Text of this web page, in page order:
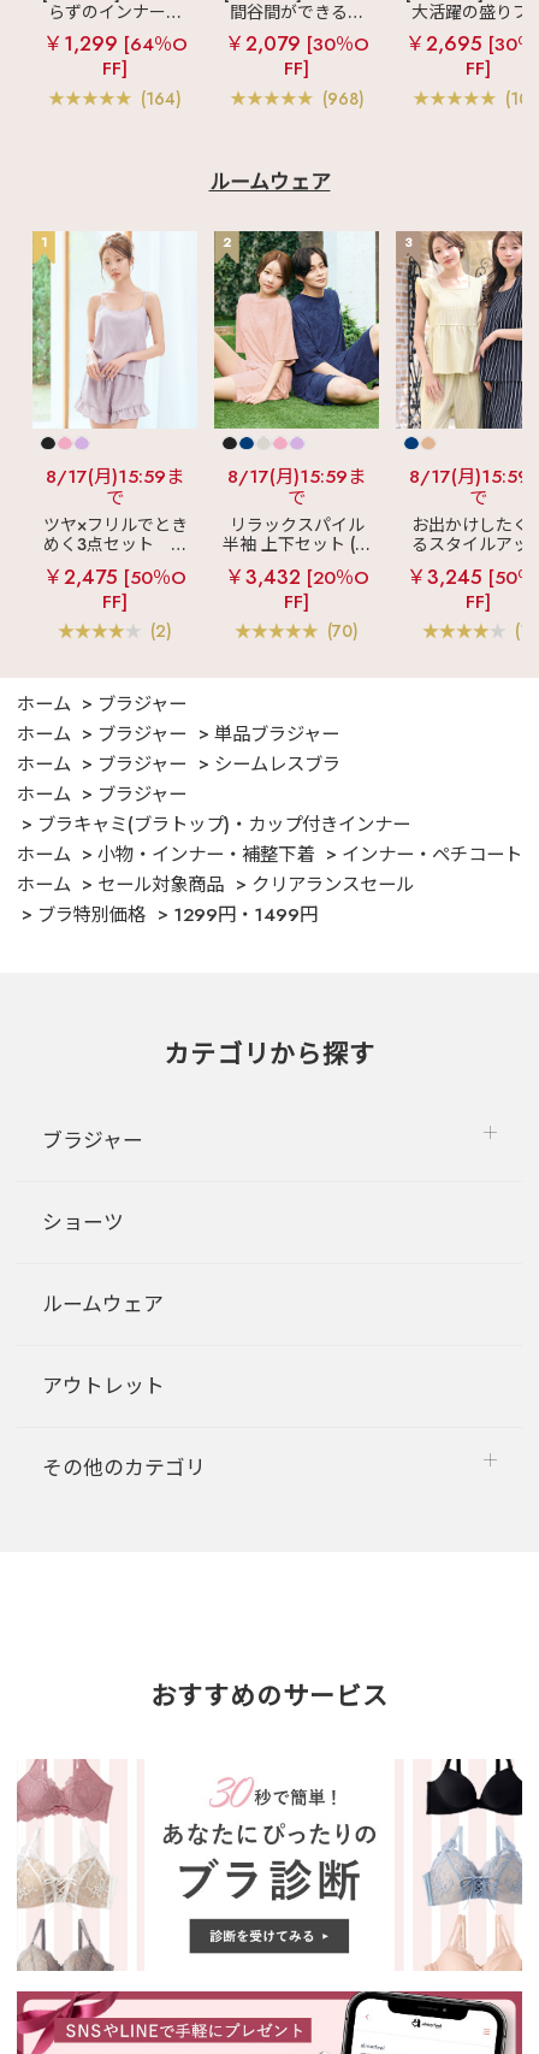
ームウェアの商品情報
情報 などなど毎日更
@aimerfeel_official
通販 #大人可愛い #可
愛いブラ #デートコー
デ #おうちコーデ #可
愛い下着 #かわいいラ
ンジェリー #大人エレ
ガント #大人ガーリー
#ブラジャー#ブラト
ップ #シームレス #ナ
イトブラ #ノンワイヤ
ー #涼しい #盛れる #
ひんやり #熱中症対策
#涼しいブラ
らずのインナーブ
ラ
リッチバスト
ブラトップ (ワイヤ
ー入り)
￥1,299 [64％O
FF]
(164)
間谷間ができるシ
ームレスブラ
超
盛ブラ(R) シームレ
ス 単品ブラジャー
￥2,079 [30％O
FF]
(968)
大活躍の盛りブ
ショートレン
ス ブラトップ 超
ブラ(R) 単品ブ
ャー
￥2,695 [30
FF]
ルームウェア
1
8/17(月)15:59ま
で
ツヤ×フリルでとき
めく3点セット
シ
ルキー ショートパ
ンツ 3点セット
￥2,475 [50％O
FF]
(2)
2
8/17(月)15:59ま
で
リラックスパイル
半袖 上下セット (男
女兼用サイズ)
￥3,432 [20％O
FF]
(70)
3
8/17(月)15:59
で
お出かけしたく
るスタイルアッ
見え
ストライ
フリル ロングパ
ツ 綿混 上下セ
￥3,245 [50
FF]
(1)
ホーム
ブラジャー
ホーム
ブラジャー
単品ブラジャー
ホーム
ブラジャー
シームレスブラ
ホーム
ブラジャー
ブラキャミ(ブラトップ)・カップ付きインナー
ホーム
小物・インナー・補整下着
インナー・ペチコート
ホーム
セール対象商品
クリアランスセール
ブラ特別価格
1299円・1499円
カテゴリから探す
ブラジャー
ショーツ
ルームウェア
アウトレット
その他のカテゴリ
おすすめのサービス